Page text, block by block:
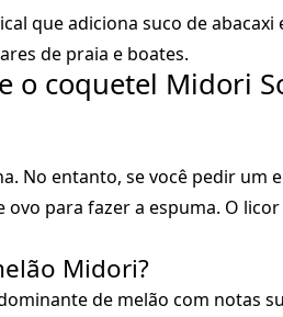
que adiciona suco de abacaxi
de praia e boates.
o coquetel Midori
No entanto, se você pedir um
para fazer a espuma. O
Midori?
de melão com notas